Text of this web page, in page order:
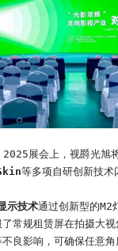
展会上，视爵光旭
等多项自研创新技术
示技术通过创新型的
常规租赁屏在拍摄大
良影响，可确保任意